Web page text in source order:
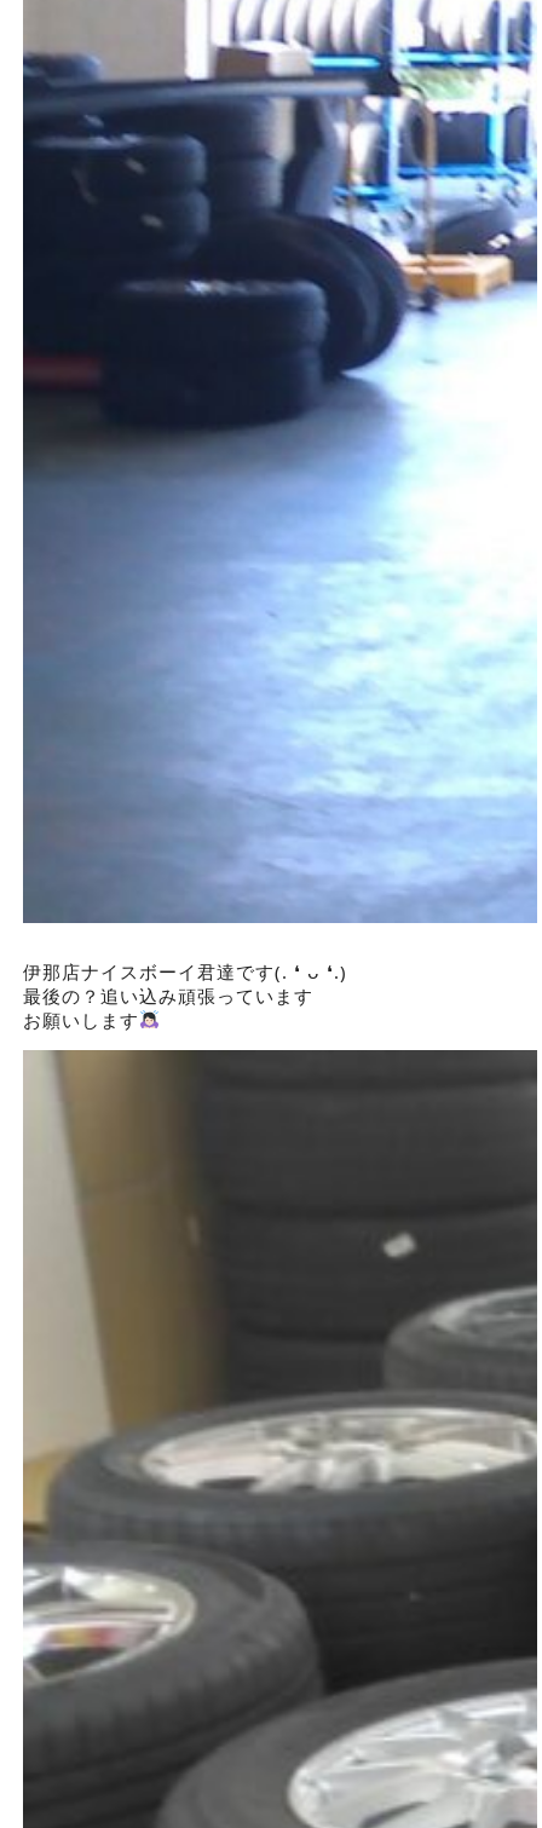
伊那店ナイスボーイ君達です(. ❛ ᴗ ❛.)
最後の？追い込み頑張っています
お願いします